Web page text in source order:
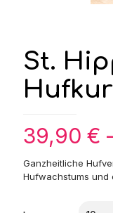
St.
Hufkur
39,90 €
Ganzheitliche
Hufwachstums und